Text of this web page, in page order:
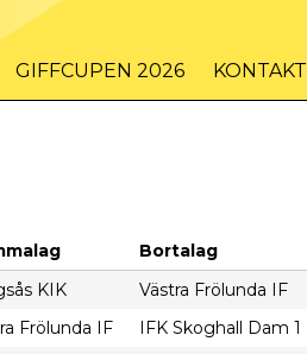
GIFFCUPEN 2026 KONTAKT
Bortalag
KIK Västra Frölunda IF
Frölunda IF IFK Skoghall Dam 1